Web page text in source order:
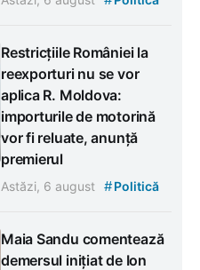
Restricțiile României la
reexporturi nu se vor
aplica R. Moldova:
importurile de motorină
vor fi reluate, anunță
premierul
Astăzi, 6 august #Politică
Maia Sandu comentează
demersul inițiat de Ion